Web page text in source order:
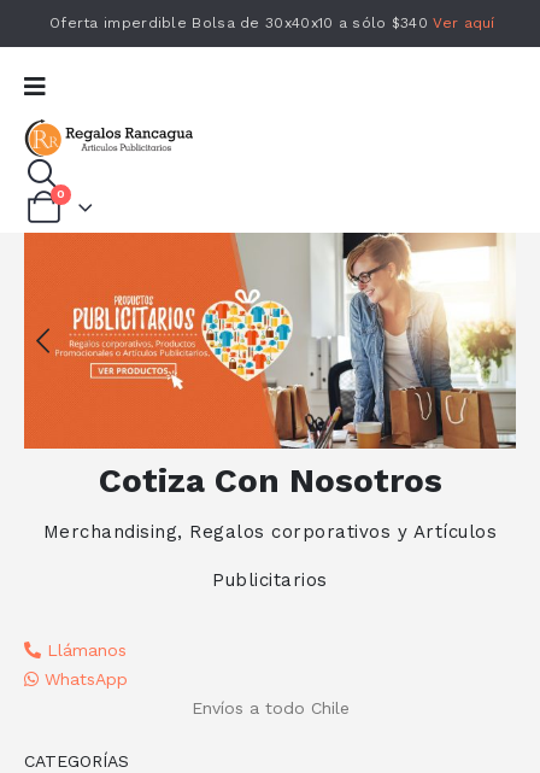
Oferta imperdible Bolsa de 30x40x10 a sólo $340Ver aquí
0
Cotiza Con Nosotros
Merchandising, Regalos corporativos y Artículos
Publicitarios
Llámanos
WhatsApp
Envíos a todo Chile
CATEGORÍAS